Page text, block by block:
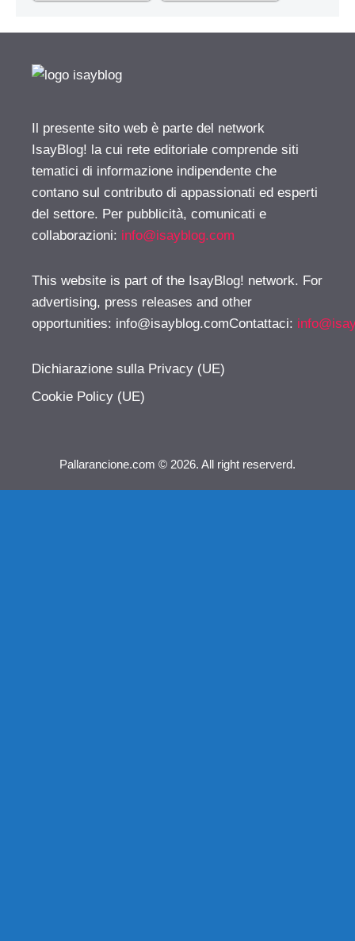
Il presente sito web è parte del network
IsayBlog! la cui rete editoriale comprende siti
tematici di informazione indipendente che
contano sul contributo di appassionati ed esperti
del settore. Per pubblicità, comunicati e
collaborazioni: info@isayblog.com
This website is part of the IsayBlog! network. For
advertising, press releases and other
opportunities: info@isayblog.comContattaci:
Dichiarazione sulla Privacy (UE)
Cookie Policy (UE)
Pallarancione.com © 2026. All right reserverd.